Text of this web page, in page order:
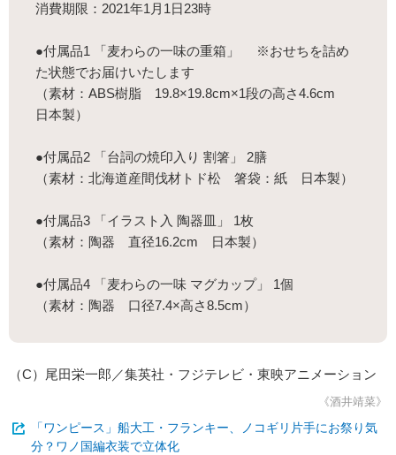
消費期限：2021年1月1日23時
●付属品1 「麦わらの一味の重箱」 ※おせちを詰め
た状態でお届けいたします
（素材：ABS樹脂 19.8×19.8cm×1段の高さ4.6cm
日本製）
●付属品2 「台詞の焼印入り 割箸」 2膳
（素材：北海道産間伐材トド松 箸袋：紙 日本製）
●付属品3 「イラスト入 陶器皿」 1枚
（素材：陶器 直径16.2cm 日本製）
●付属品4 「麦わらの一味 マグカップ」 1個
（素材：陶器 口径7.4×高さ8.5cm）
（C）尾田栄一郎／集英社・フジテレビ・東映アニメーション
《酒井靖菜》
「ワンピース」船大工・フランキー、ノコギリ片手にお祭り気
分？ワノ国編衣装で立体化